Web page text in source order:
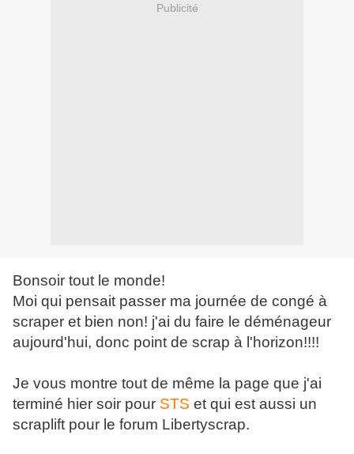
Publicité
Bonsoir tout le monde!
Moi qui pensait passer ma journée de congé à
scraper et bien non! j'ai du faire le déménageur
aujourd'hui, donc point de scrap à l'horizon!!!!
Je vous montre tout de même la page que j'ai
terminé hier soir pour STS et qui est aussi un
scraplift pour le forum Libertyscrap.